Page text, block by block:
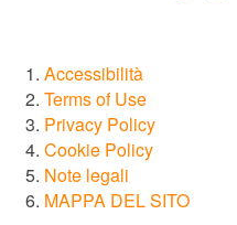
Accessibilità
Terms of Use
Privacy Policy
Cookie Policy
Note legali
MAPPA DEL SITO